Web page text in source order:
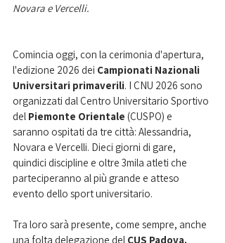
Novara e Vercelli.
Comincia oggi, con la cerimonia d'apertura,
l'edizione 2026 dei Campionati Nazionali
Universitari primaverili. I CNU 2026 sono
organizzati dal Centro Universitario Sportivo
del Piemonte Orientale (CUSPO) e
saranno ospitati da tre città: Alessandria,
Novara e Vercelli. Dieci giorni di gare,
quindici discipline e oltre 3mila atleti che
parteciperanno al più grande e atteso
evento dello sport universitario.
Tra loro sarà presente, come sempre, anche
una folta delegazione del CUS Padova.